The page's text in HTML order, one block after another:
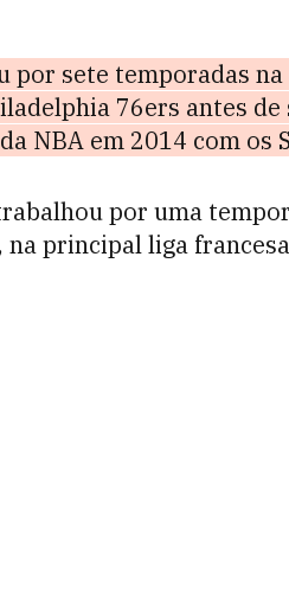
sete temporadas na
76ers antes de
NBA em 2014 com os
por uma
principal liga